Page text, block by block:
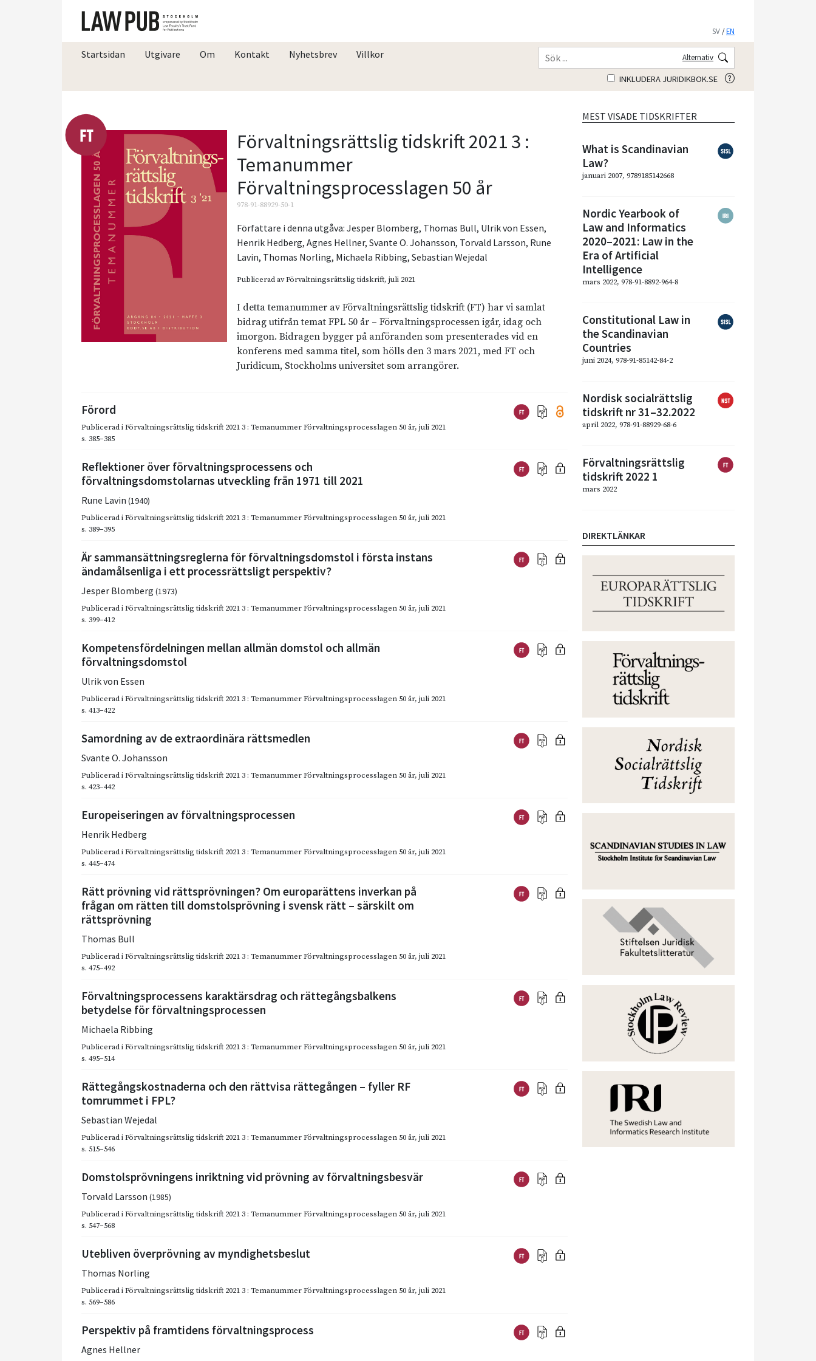
SV /EN
Startsidan Utgivare Om Kontakt Nyhetsbrev Villkor Alternativ
INKLUDERA JURIDIKBOK.SE
Förvaltningsrättslig tidskrift 2021 3 :
Temanummer
Förvaltningsprocesslagen 50 år
978-91-88929-50-1
Författare i denna utgåva:Jesper Blomberg, Thomas Bull, Ulrik von Essen,
Henrik Hedberg,Agnes Hellner,Svante O. Johansson, Torvald Larsson, Rune
Lavin, Thomas Norling, Michaela Ribbing,Sebastian Wejedal
Publicerad avFörvaltningsrättslig tidskrift, juli 2021
I detta temanummer av Förvaltningsrättslig tidskrift (FT) har vi samlat
bidrag utifrån temat FPL 50 år – Förvaltningsprocessen igår, idag och
imorgon. Bidragen bygger på anföranden som presenterades vid en
konferens med samma titel, som hölls den 3 mars 2021, med FT och
Juridicum, Stockholms universitet som arrangörer.
Förord
Publicerad iFörvaltningsrättslig tidskrift 2021 3 : Temanummer Förvaltningsprocesslagen 50 år, juli 2021
s. 385–385
Reflektioner över förvaltningsprocessens och
förvaltningsdomstolarnas utveckling från 1971 till 2021
Rune Lavin (1940)
Publicerad iFörvaltningsrättslig tidskrift 2021 3 : Temanummer Förvaltningsprocesslagen 50 år, juli 2021
s. 389–395
Är sammansättningsreglerna för förvaltningsdomstol i första instans
ändamålsenliga i ett processrättsligt perspektiv?
Jesper Blomberg (1973)
Publicerad iFörvaltningsrättslig tidskrift 2021 3 : Temanummer Förvaltningsprocesslagen 50 år, juli 2021
s. 399–412
Kompetensfördelningen mellan allmän domstol och allmän
förvaltningsdomstol
Ulrik von Essen
Publicerad iFörvaltningsrättslig tidskrift 2021 3 : Temanummer Förvaltningsprocesslagen 50 år, juli 2021
s. 413–422
Samordning av de extraordinära rättsmedlen
Svante O. Johansson
Publicerad iFörvaltningsrättslig tidskrift 2021 3 : Temanummer Förvaltningsprocesslagen 50 år, juli 2021
s. 423–442
Europeiseringen av förvaltningsprocessen
Henrik Hedberg
Publicerad iFörvaltningsrättslig tidskrift 2021 3 : Temanummer Förvaltningsprocesslagen 50 år, juli 2021
s. 445–474
Rätt prövning vid rättsprövningen? Om europarättens inverkan på
frågan om rätten till domstolsprövning i svensk rätt – särskilt om
rättsprövning
Thomas Bull
Publicerad iFörvaltningsrättslig tidskrift 2021 3 : Temanummer Förvaltningsprocesslagen 50 år, juli 2021
s. 475–492
Förvaltningsprocessens karaktärsdrag och rättegångsbalkens
betydelse för förvaltningsprocessen
Michaela Ribbing
Publicerad iFörvaltningsrättslig tidskrift 2021 3 : Temanummer Förvaltningsprocesslagen 50 år, juli 2021
s. 495–514
Rättegångskostnaderna och den rättvisa rättegången – fyller RF
tomrummet i FPL?
Sebastian Wejedal
Publicerad iFörvaltningsrättslig tidskrift 2021 3 : Temanummer Förvaltningsprocesslagen 50 år, juli 2021
s. 515–546
Domstolsprövningens inriktning vid prövning av förvaltningsbesvär
Torvald Larsson (1985)
Publicerad iFörvaltningsrättslig tidskrift 2021 3 : Temanummer Förvaltningsprocesslagen 50 år, juli 2021
s. 547–568
Utebliven överprövning av myndighetsbeslut
Thomas Norling
Publicerad iFörvaltningsrättslig tidskrift 2021 3 : Temanummer Förvaltningsprocesslagen 50 år, juli 2021
s. 569–586
Perspektiv på framtidens förvaltningsprocess
Agnes Hellner
MEST VISADE TIDSKRIFTER
What is Scandinavian
Law?
januari 2007, 9789185142668
Nordic Yearbook of
Law and Informatics
2020–2021: Law in the
Era of Artificial
Intelligence
mars 2022, 978-91-8892-964-8
Constitutional Law in
the Scandinavian
Countries
juni 2024, 978-91-85142-84-2
Nordisk socialrättslig
tidskrift nr 31–32.2022
april 2022, 978-91-88929-68-6
Förvaltningsrättslig
tidskrift 2022 1
mars 2022
DIREKTLÄNKAR